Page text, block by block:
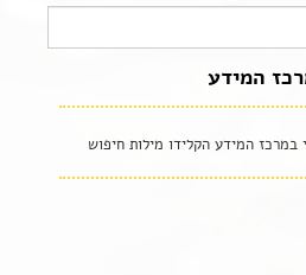
המידע
המידע הקלידו מילות חיפוש